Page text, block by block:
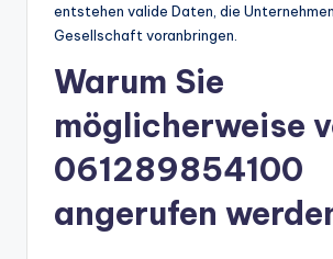
entstehen valide Daten, die
Gesellschaft voranbringen.
Warum Sie
möglicherweise
061289854100
angerufen